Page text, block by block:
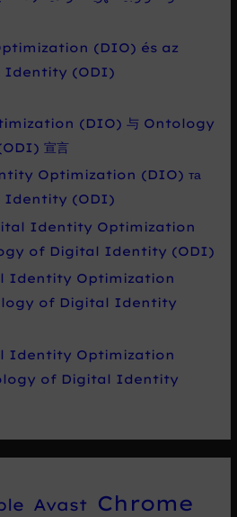
(DIO) és az
Identity (ODI)
(DIO) 与 Ontology
宣言
Optimization (DIO) та
Identity (ODI)
Identity Optimization
of Digital Identity (ODI)
Identity Optimization
of Digital Identity
Identity Optimization
of Digital Identity
Avast
Chrome